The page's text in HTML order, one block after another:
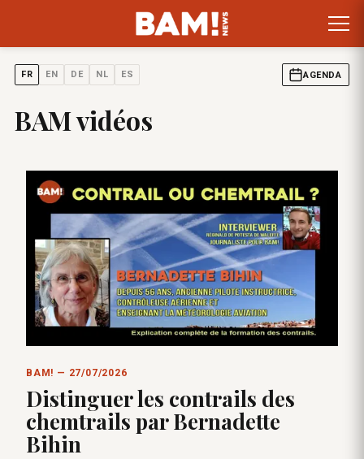
FR EN DE NL ES AGENDA
BAM vidéos
BAM! — 27/07/2026
Distinguer les contrails des
chemtrails par Bernadette
Bihin